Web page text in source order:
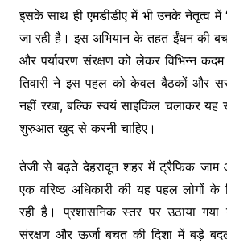
इसके साथ ही एमडीडीए में भी उनके नेतृत्व में
जा रही है। इस अभियान के तहत ईंधन की
और पर्यावरण संरक्षण को लेकर विभिन्न
तिवारी ने इस पहल को केवल बैठकों और
नहीं रखा, बल्कि स्वयं साइकिल चलाकर यह
शुरुआत खुद से करनी चाहिए।
तेजी से बढ़ते देहरादून शहर में ट्रैफिक
एक वरिष्ठ अधिकारी की यह पहल लोगों के
रही है। प्रशासनिक स्तर पर उठाया गया
संरक्षण और ऊर्जा बचत की दिशा में बड़े